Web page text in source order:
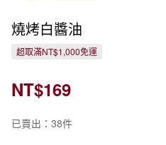
燒烤白醬油
超取滿NT$1,000免運
NT$169
已賣出：38件